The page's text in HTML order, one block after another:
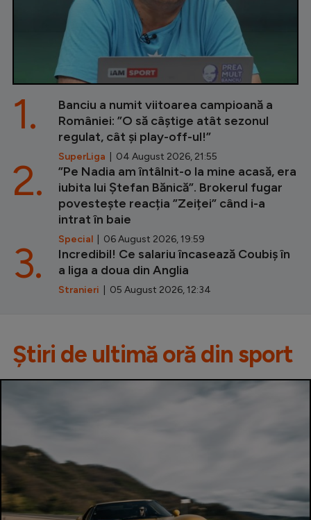
Banciu a numit viitoarea campioană a
României: ”O să câștige atât sezonul
regulat, cât și play-off-ul!”
SuperLiga | 04 August 2026, 21:55
1.
”Pe Nadia am întâlnit-o la mine acasă, era
iubita lui Ștefan Bănică”. Brokerul fugar
povestește reacția ”Zeiței” când i-a
intrat în baie
Special | 06 August 2026, 19:59
2.
Incredibil! Ce salariu încasează Coubiș în
a liga a doua din Anglia
Stranieri | 05 August 2026, 12:34
3.
Știri de ultimă oră din sport